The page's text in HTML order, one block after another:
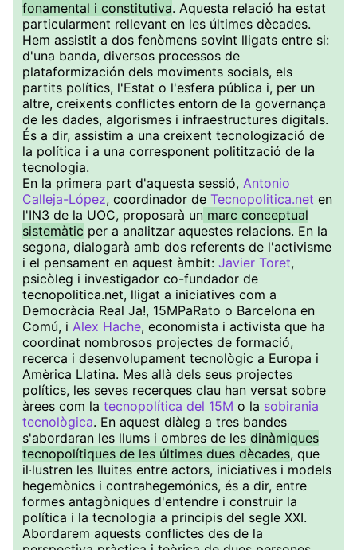
fonamental i constitutiva. Aquesta relació ha estat
particularment rellevant en les últimes dècades.
Hem assistit a dos fenòmens sovint lligats entre si:
d'una banda, diversos processos de
plataformización dels moviments socials, els
partits polítics, l'Estat o l'esfera pública i, per un
altre, creixents conflictes entorn de la governança
de les dades, algorismes i infraestructures digitals.
És a dir, assistim a una creixent tecnologizació de
la política i a una corresponent politització de la
tecnologia.
En la primera part d'aquesta sessió, Antonio
Calleja-López, coordinador de Tecnopolitica.net en
l'IN3 de la UOC, proposarà un marc conceptual
sistemàtic per a analitzar aquestes relacions. En la
segona, dialogarà amb dos referents de l'activisme
i el pensament en aquest àmbit: Javier Toret,
psicòleg i investigador co-fundador de
tecnopolitica.net, lligat a iniciatives com a
Democràcia Real Ja!, 15MPaRato o Barcelona en
Comú, i Alex Hache, economista i activista que ha
coordinat nombrosos projectes de formació,
recerca i desenvolupament tecnològic a Europa i
Amèrica Llatina. Mes allà dels seus projectes
polítics, les seves recerques clau han versat sobre
àrees com la tecnopolítica del 15M o la sobirania
tecnològica. En aquest diàleg a tres bandes
s'abordaran les llums i ombres de les dinàmiques
tecnopolítiques de les últimes dues dècades, que
il·lustren les lluites entre actors, iniciatives i models
hegemònics i contrahegemónics, és a dir, entre
formes antagòniques d'entendre i construir la
política i la tecnologia a principis del segle XXI.
Abordarem aquests conflictes des de la